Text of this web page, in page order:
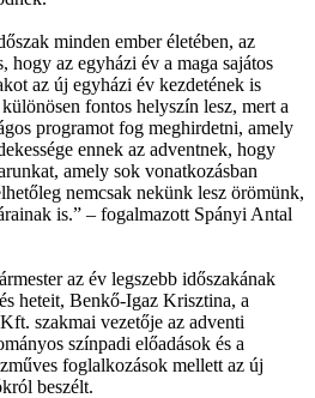
minden ember életében, az
hogy az egyházi év a maga sajátos
az új egyházi év kezdetének is
fontos helyszín lesz, mert a
programot fog meghirdetni, amely
ennek az adventnek, hogy
amely sok vonatkozásban
nemcsak nekünk lesz örömünk,
is.” – fogalmazott Spányi Antal
az év legszebb időszakának
heteit, Benkő-Igaz Krisztina, a
szakmai vezetője az adventi
színpadi előadások és a
foglalkozások mellett az új
beszélt.